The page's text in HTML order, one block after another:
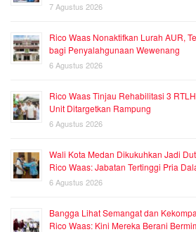
7 Agustus 2026
Rico Waas Nonaktifkan Lurah AUR,
bagi Penyalahgunaan Wewenang
6 Agustus 2026
Rico Waas Tinjau Rehabilitasi 3
Unit Ditargetkan Rampung
6 Agustus 2026
Wali Kota Medan Dikukuhkan Jadi
Rico Waas: Jabatan Tertinggi Pria
6 Agustus 2026
Bangga Lihat Semangat dan
Rico Waas: Kini Mereka Berani